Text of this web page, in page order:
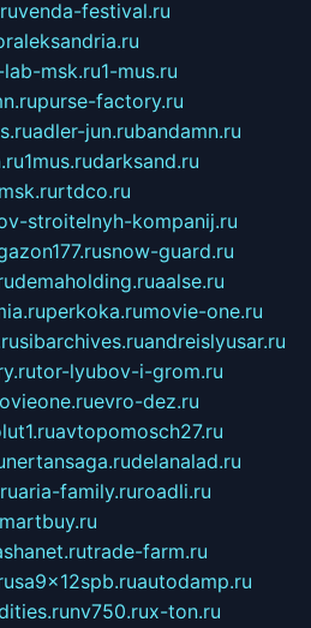
venda-festival.ru
lab-msk.ru1-mus.ru
purse-factory.ru
adler-jun.rubandamn.ru
1mus.rudarksand.ru
rtdco.ru
stroitelnyh-kompanij.ru
snow-guard.ru
demaholding.ruaalse.ru
perkoka.rumovie-one.ru
sibarchives.ruandreislyusar.ru
tor-lyubov-i-grom.ru
evro-dez.ru
avtopomosch27.ru
nertansaga.rudelanalad.ru
aria-family.ruroadli.ru
trade-farm.ru
autodamp.ru
nv750.rux-ton.ru